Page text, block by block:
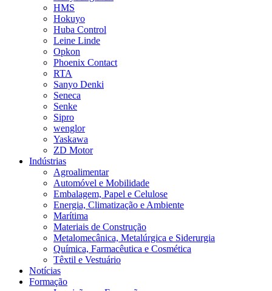
HMS
Hokuyo
Huba Control
Leine Linde
Opkon
Phoenix Contact
RTA
Sanyo Denki
Seneca
Senke
Sipro
wenglor
Yaskawa
ZD Motor
Indústrias
Agroalimentar
Automóvel e Mobilidade
Embalagem, Papel e Celulose
Energia, Climatização e Ambiente
Marítima
Materiais de Construção
Metalomecânica, Metalúrgica e Siderurgia
Química, Farmacêutica e Cosmética
Têxtil e Vestuário
Notícias
Formação